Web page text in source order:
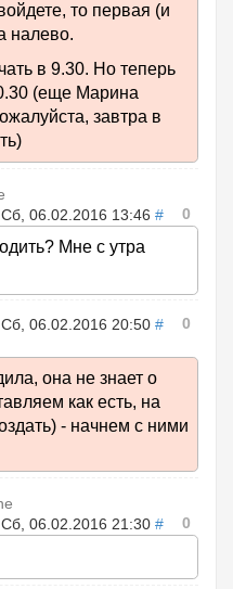
то первая (и
налево.
в 9.30. Но теперь
(еще Марина
завтра в
Сб, 06.02.2016 13:46 # 0
Мне с утра
Сб, 06.02.2016 20:50 # 0
она не знает о
как есть, на
- начнем с ними
Сб, 06.02.2016 21:30 # 0